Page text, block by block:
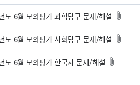
도 6월 모의평가 과학탐구 문제/해설
도 6월 모의평가 사회탐구 문제/해설
도 6월 모의평가 한국사 문제/해설